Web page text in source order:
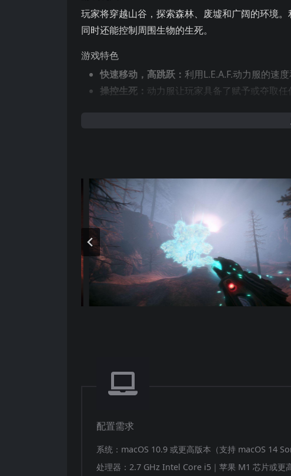
玩家将穿越山谷，探索森林、废墟和广阔的环境
同时还能控制周围生物的生死。
游戏特色
快速移动，高跳跃： 利用L.E.A.F.动力服的速
操控生死： 动力服让玩家具备了赋予或夺取任
配置需求
系统：macOS 10.9 或更高版本（支持 macOS 14
处理器：2.7 GHz Intel Core i5｜苹果 M1 芯片或更